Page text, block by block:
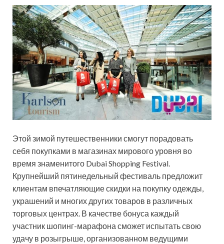
Этой зимой путешественники смогут порадовать
себя покупками в магазинах мирового уровня во
время знаменитого Dubai Shopping Festival.
Крупнейший пятинедельный фестиваль предложит
клиентам впечатляющие скидки на покупку одежды,
украшений и многих других товаров в различных
торговых центрах. В качестве бонуса каждый
участник шопинг-марафона сможет испытать свою
удачу в розыгрыше, организованном ведущими